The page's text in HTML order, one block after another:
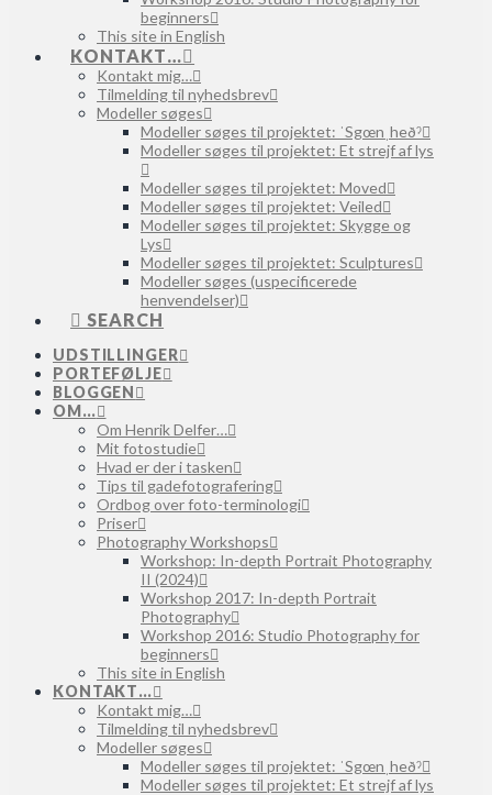
beginners
This site in English
KONTAKT…
Kontakt mig…
Tilmelding til nyhedsbrev
Modeller søges
Modeller søges til projektet: ˈSgœnˌheðˀ
Modeller søges til projektet: Et strejf af lys
Modeller søges til projektet: Moved
Modeller søges til projektet: Veiled
Modeller søges til projektet: Skygge og
Lys
Modeller søges til projektet: Sculptures
Modeller søges (uspecificerede
henvendelser)
SEARCH
UDSTILLINGER
PORTEFØLJE
BLOGGEN
OM…
Om Henrik Delfer…
Mit fotostudie
Hvad er der i tasken
Tips til gadefotografering
Ordbog over foto-terminologi
Priser
Photography Workshops
Workshop: In-depth Portrait Photography
II (2024)
Workshop 2017: In-depth Portrait
Photography
Workshop 2016: Studio Photography for
beginners
This site in English
KONTAKT…
Kontakt mig…
Tilmelding til nyhedsbrev
Modeller søges
Modeller søges til projektet: ˈSgœnˌheðˀ
Modeller søges til projektet: Et strejf af lys